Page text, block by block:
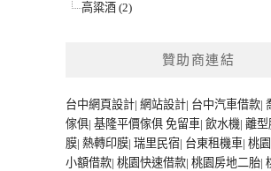
高粱酒 (2)
贊助商連結
台中網頁設計| 網站設計| 台中汽車借款|
傢俱| 基隆平價傢俱 免留車| 飲水機| 離型
膜| 熱轉印膜| 瑞里民宿| 台東租機車| 桃
小額借款| 桃園快速借款| 桃園房地二胎|